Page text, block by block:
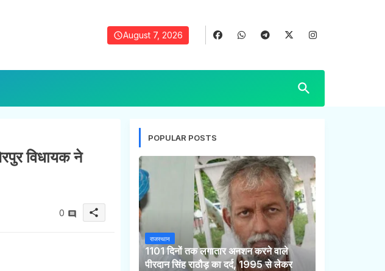
August 7, 2026
विधायक ने
0 share
POPULAR POSTS
राजस्थान
1101 दिनों तक लगातार अनशन करने वाले
पीरदान सिंह राठौड़ का दर्द, 1995 से लेकर